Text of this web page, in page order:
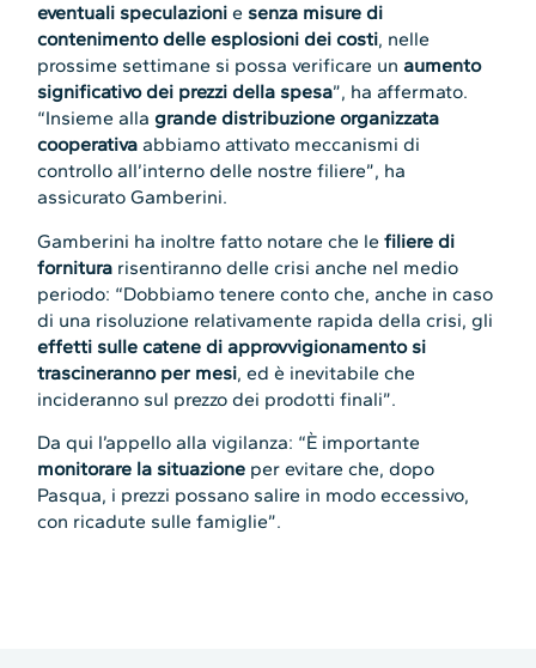
eventuali speculazioni e senza misure di
contenimento delle esplosioni dei costi, nelle
prossime settimane si possa verificare unaumento
significativo dei prezzi della spesa”, ha affermato.
“Insieme allagrande distribuzione organizzata
cooperativa abbiamo attivato meccanismi di
controllo all’interno delle nostre filiere”, ha
assicurato Gamberini.
Gamberini ha inoltre fatto notare che lefiliere di
fornitura risentiranno delle crisi anche nel medio
periodo: “Dobbiamo tenere conto che, anche in caso
di una risoluzione relativamente rapida della crisi, gli
effetti sulle catene di approvvigionamento si
trascineranno per mesi, ed è inevitabile che
incideranno sul prezzo dei prodotti finali”.
Da qui l’appello alla vigilanza: “È importante
monitorare la situazione per evitare che, dopo
Pasqua, i prezzi possano salire in modo eccessivo,
con ricadute sulle famiglie”.